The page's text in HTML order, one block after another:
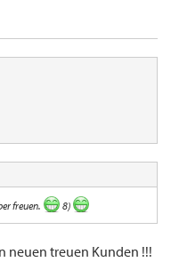
freuen. 8)
neuen treuen Kunden !!!